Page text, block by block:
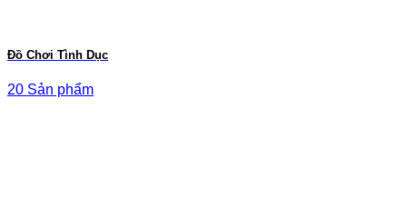
Đồ Chơi Tình Dục
20 Sản phẩm